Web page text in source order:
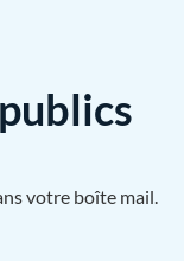
votre boîte mail.